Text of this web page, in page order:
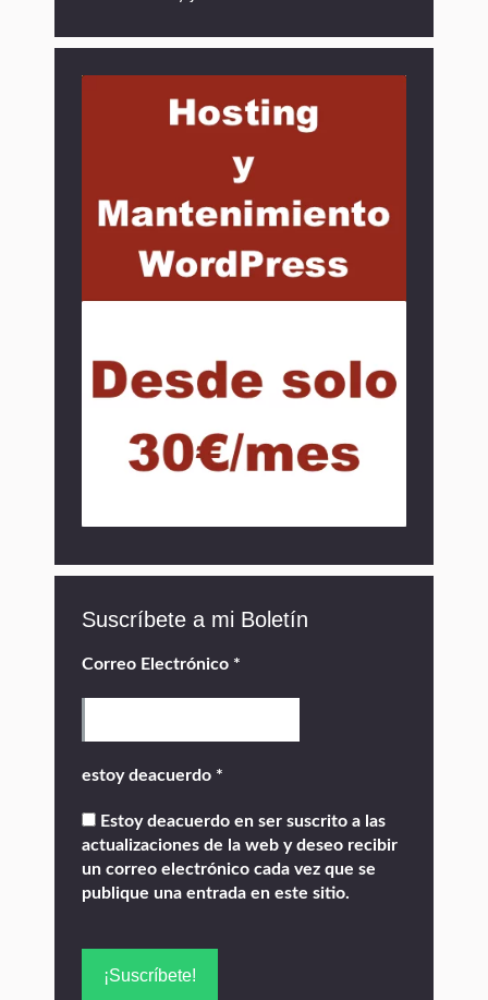
Suscríbete a mi Boletín
Correo Electrónico *
estoy deacuerdo *
Estoy deacuerdo en ser suscrito a las
actualizaciones de la web y deseo recibir
un correo electrónico cada vez que se
publique una entrada en este sitio.